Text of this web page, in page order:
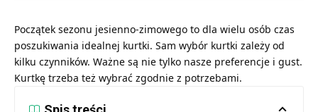
Początek sezonu jesienno-zimowego to dla wielu osób czas
poszukiwania idealnej kurtki. Sam wybór kurtki zależy od
kilku czynników. Ważne są nie tylko nasze preferencje i gust.
Kurtkę trzeba też wybrać zgodnie z potrzebami.